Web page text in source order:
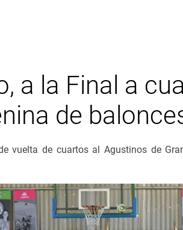
a la Final a
de
vuelta de cuartos al Agustinos de